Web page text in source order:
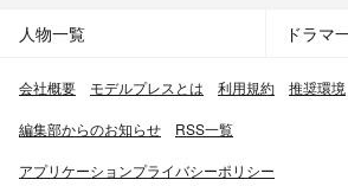
人物一覧 ドラマ
会社概要 モデルプレスとは 利用規約 推奨環境
編集部からのお知らせ RSS一覧
アプリケーションプライバシーポリシー